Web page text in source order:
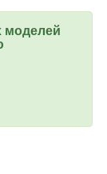
моделей